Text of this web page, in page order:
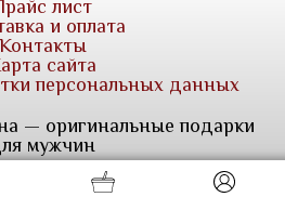
лист
и оплата
Контакты
сайта
персональных данных
— оригинальные подарки
мужчин